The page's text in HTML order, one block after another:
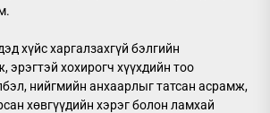
хүйс харгалзахгүй бэлгийн
эрэгтэй хохирогч хүүхдийн тоо
нийгмийн анхаарлыг татсан асрамж,
хөвгүүдийн хэрэг болон ламхай